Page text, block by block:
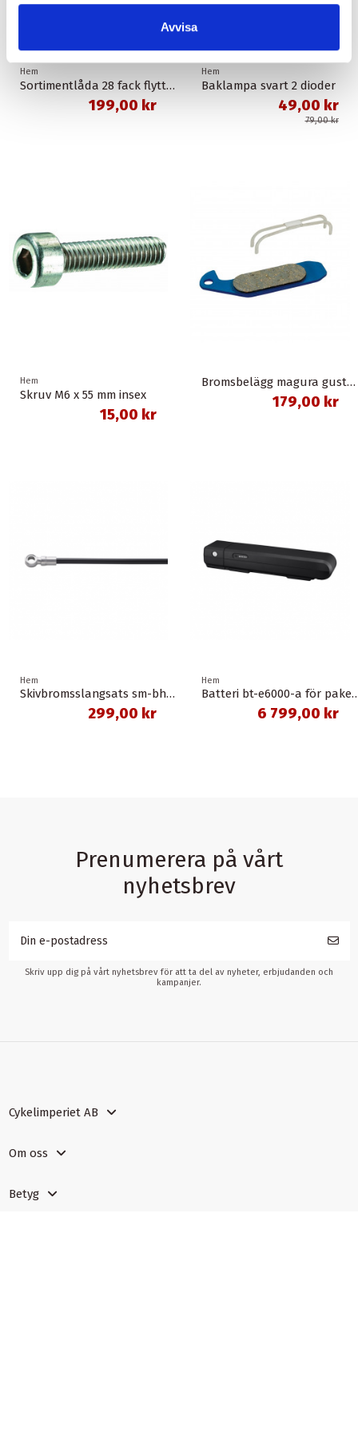
Avvisa
Hem
Sortimentlåda 28 fack flyttbara mellanväggar
199,00 kr
Hem
Baklampa svart 2 dioder
49,00 kr
79,00 kr
Hem
Skruv M6 x 55 mm insex
15,00 kr
Bromsbelägg magura gustav m organisk union
179,00 kr
Hem
Skivbromsslangsats sm-bh90-sbs 1,0 meter banjo svart shimano
299,00 kr
Hem
Batteri bt-e6000-a för
6 799,00 kr
Prenumerera på vårt
nyhetsbrev
Skriv upp dig på vårt nyhetsbrev för att ta del av nyheter, erbjudanden och
kampanjer.
Cykelimperiet AB
Om oss
Betyg